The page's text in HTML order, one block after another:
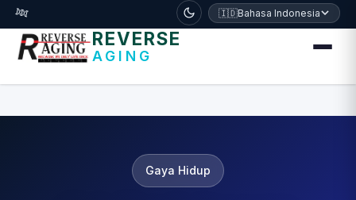
דלג לתוכן הראשי
🧬 🇮🇩Bahasa Indonesia
REVERSE
AGING
Gaya Hidup